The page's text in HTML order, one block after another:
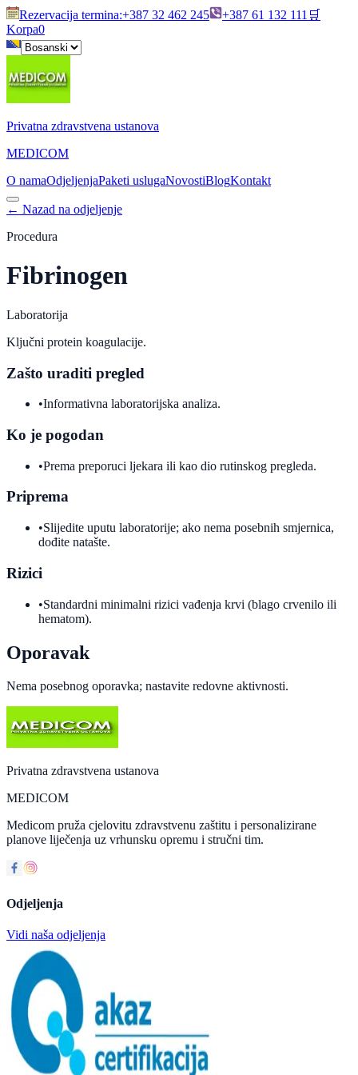
Rezervacija termina:+387 32 462 245 +387 61 132 111 🛒
Korpa0
Privatna zdravstvena ustanova
MEDICOM
O namaOdjeljenjaPaketi uslugaNovostiBlogKontakt
← Nazad na odjeljenje
Procedura
Fibrinogen
Laboratorija
Ključni protein koagulacije.
Zašto uraditi pregled
•Informativna laboratorijska analiza.
Ko je pogodan
•Prema preporuci ljekara ili kao dio rutinskog pregleda.
Priprema
•Slijedite uputu laboratorije; ako nema posebnih smjernica,
dođite natašte.
Rizici
•Standardni minimalni rizici vađenja krvi (blago crvenilo ili
hematom).
Oporavak
Nema posebnog oporavka; nastavite redovne aktivnosti.
Privatna zdravstvena ustanova
MEDICOM
Medicom pruža cjelovitu zdravstvenu zaštitu i personalizirane
planove liječenja uz vrhunsku opremu i stručni tim.
Odjeljenja
Vidi naša odjeljenja